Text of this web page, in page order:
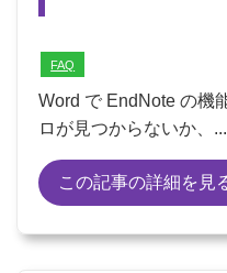
FAQ
Word で EndNote の機
ロが見つからないか、...
この記事の詳細を見